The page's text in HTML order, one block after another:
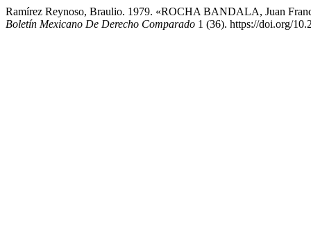
Ramírez Reynoso, Braulio. 1979. «ROCHA BANDALA, Juan
Boletín Mexicano De Derecho Comparado 1 (36). https://doi.org/